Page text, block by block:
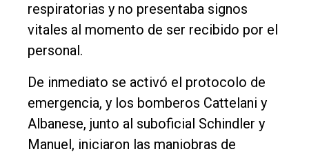
respiratorias y no presentaba signos
vitales al momento de ser recibido por el
personal.
De inmediato se activó el protocolo de
emergencia, y los bomberos Cattelani y
Albanese, junto al suboficial Schindler y
Manuel, iniciaron las maniobras de